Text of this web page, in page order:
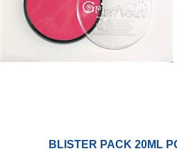
BLISTER PACK 20ML